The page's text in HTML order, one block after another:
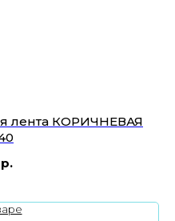
лента КОРИЧНЕВАЯ
р.